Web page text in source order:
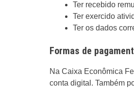
Ter recebido
Ter exercido
Ter os dados
Formas de
Na Caixa Econômica
conta digital. Também